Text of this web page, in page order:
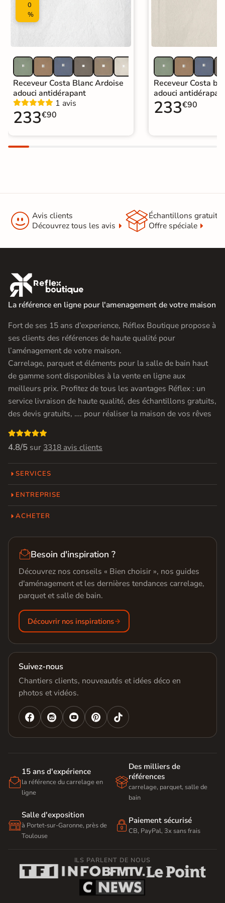
0
%
Receveur Costa Blanc Ardoise
adouci antidérapant
1 avis
233€90
Receveur Costa
adouci
233€90
 Avis clients
Découvrez tous les avis
Échantillons gratuit
Offre spéciale

La référence en ligne pour l'amenagement de votre maison
Fort de ses 15 ans d’experience, Réflex Boutique propose à
ses clients des références de haute qualité pour
l’aménagement de votre maison.
Carrelage, parquet et éléments pour la salle de bain haut
de gamme sont disponibles à la vente en ligne aux
meilleurs prix. Profitez de tous les avantages Réflex : un
service livraison de haute qualité, des échantillons gratuits,
des devis gratuits, …. pour réaliser la maison de vos rêves

4.8/5 sur 3318 avis clients
SERVICES
ENTREPRISE
ACHETER
Besoin d'inspiration ?
Découvrez nos conseils « Bien choisir », nos guides
d'aménagement et les dernières tendances carrelage,
parquet et salle de bain.
Découvrir nos inspirations
Suivez-nous
Chantiers clients, nouveautés et idées déco en
photos et vidéos.
   

15 ans d'expérience
la référence du carrelage en
ligne

Des milliers de
références
carrelage, parquet, salle de
bain

Salle d'exposition
à Portet-sur-Garonne, près de
Toulouse
 Paiement sécurisé
CB, PayPal, 3x sans frais
ILS PARLENT DE NOUS